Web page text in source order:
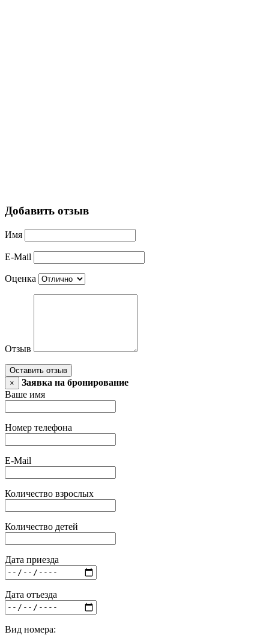
Добавить отзыв
Имя
E-Mail
Оценка
Отзыв
Оставить отзыв
×
Заявка на бронирование
Ваше имя
Номер телефона
E-Mail
Количество взрослых
Количество детей
Дата приезда
Дата отъезда
Вид номера: